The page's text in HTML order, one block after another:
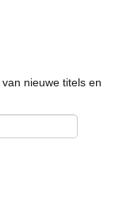
nieuwe titels en